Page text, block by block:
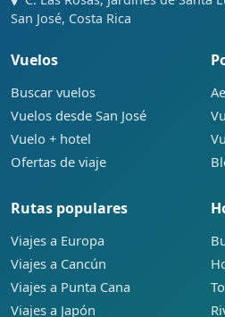
San José, Costa Rica
Vuelos
Buscar vuelos
Vuelos desde San José
Vuelo + hotel
Ofertas de viaje
Rutas populares
Viajes a Europa
Viajes a Cancún
Viajes a Punta Cana
Viajes a Japón